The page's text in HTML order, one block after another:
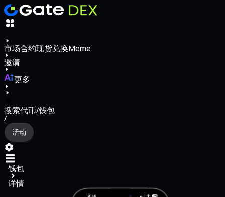
市场合约现货兑换Meme
邀请
更多
搜索代币/钱包
/
活动
钱包
详情